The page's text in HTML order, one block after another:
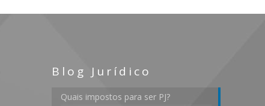
Blog Jurídico
Quais impostos para ser PJ?